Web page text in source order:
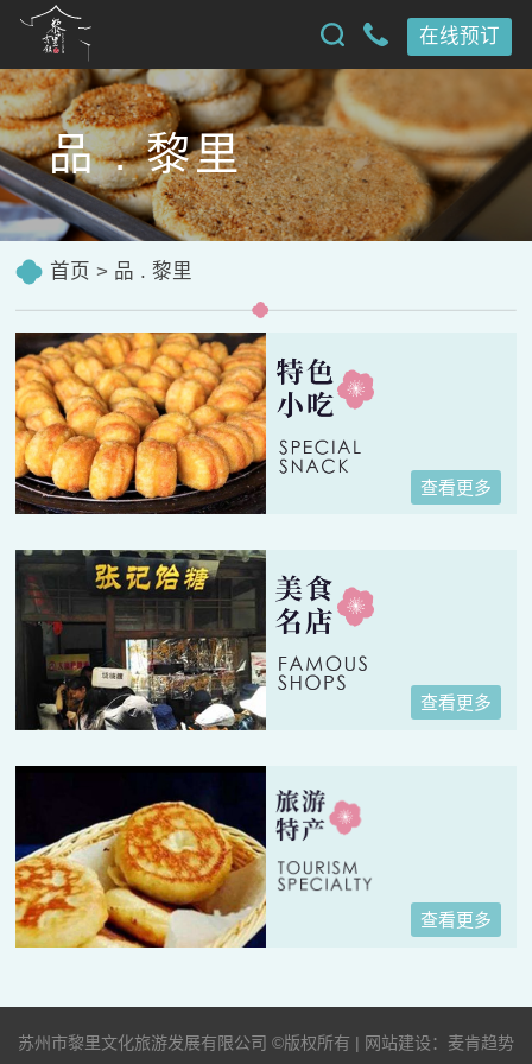
在线预订
品 . 黎里
首页 > 品 . 黎里
查看更多
查看更多
查看更多
苏州市黎里文化旅游发展有限公司 ©版权所有 | 网站建设：麦肯趋势